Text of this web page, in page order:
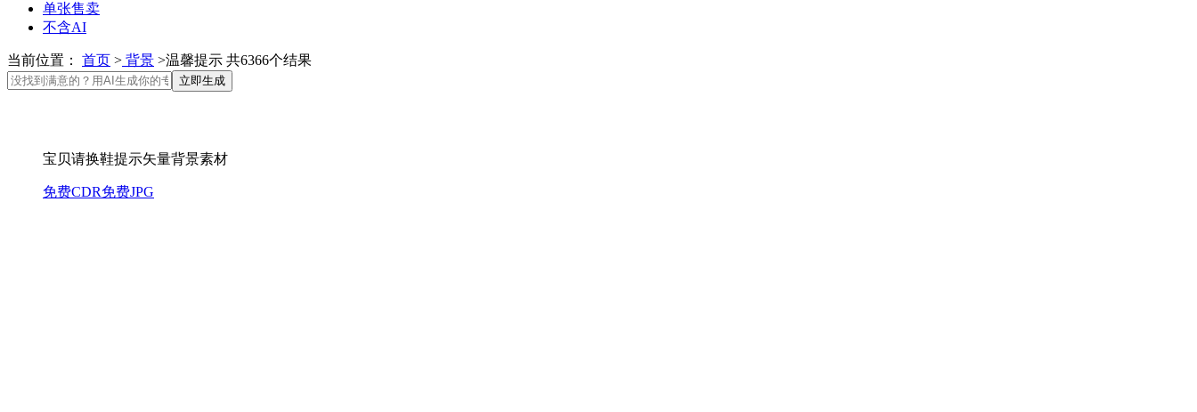
单张售卖
不含AI
当前位置： 首页 > 背景 >温馨提示 共6366个结果
立即生成
宝贝请换鞋提示矢量背景素材
免费CDR免费JPG